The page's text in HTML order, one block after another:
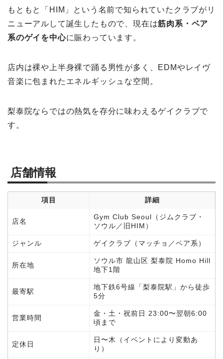
もともと「HIM」という名前で知られていたクラブがリ
ニューアルして誕生したもので、現在は筋肉系・ベア
系のゲイを中心に賑わっています。
店内は裸や上半身裸で踊る男性が多く、EDMやレイヴ
音楽に包まれたエネルギッシュな空間。
梨泰院ならではの熱気を存分に味わえるゲイクラブで
す。
店舗情報
項目 詳細
店名
Gym Club Seoul（ジムクラブ・
ソウル／旧HIM）
ジャンル ゲイクラブ（マッチョ／ベア系）
所在地
ソウル市 龍山区 梨泰院 Homo Hill
地下1階
最寄駅
地下鉄6号線「梨泰院駅」から徒歩
5分
営業時間
金・土・祝前日 23:00〜翌朝6:00
頃まで
定休日
日〜木（イベントにより変動あ
り）